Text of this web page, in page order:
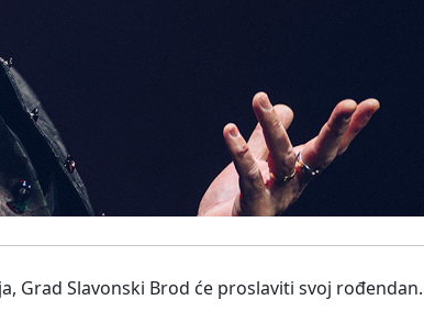
Grad Slavonski Brod će proslaviti svoj rođendan.